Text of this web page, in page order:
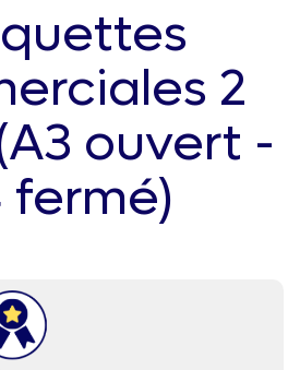
2
ouvert -
fermé)